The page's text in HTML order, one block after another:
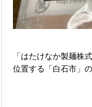
「はたけなか製麺株
位置する「白石市」